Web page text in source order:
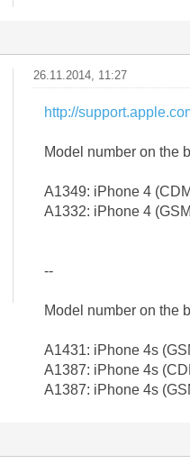
26.11.2014, 11:27
http://
Model number on the
A1349: iPhone 4
A1332: iPhone 4
--
Model number on the
A1431: iPhone 4s
A1387: iPhone 4s
A1387: iPhone 4s